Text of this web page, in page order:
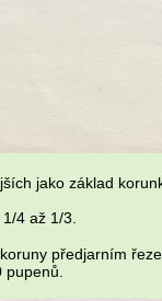
jako základ
4 až 1/3.
předjarním